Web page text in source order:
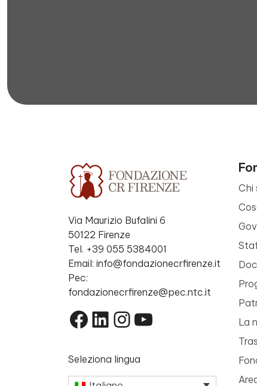
Via Maurizio Bufalini 6
50122 Firenze
Tel. +39 055 5384001
Email: info@fondazionecrfirenze.it
Pec:
fondazionecrfirenze@pec.ntc.it
Facebook
LinkedIn
Instagram
YouTube
Seleziona lingua
Chi
La